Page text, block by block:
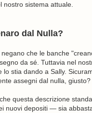
nostro sistema attuale.
dal Nulla?
che le banche
da sé. Tuttavia nel
lo stia dando a Sally.
assegni dal nulla, giusto?
questa descrizione
nuovi depositi — sia